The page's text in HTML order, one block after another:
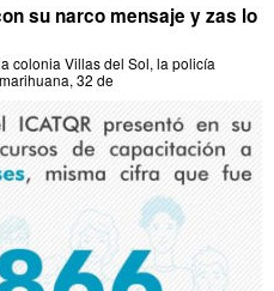
su narco mensaje y zas lo
colonia Villas del Sol, la policía
32 de